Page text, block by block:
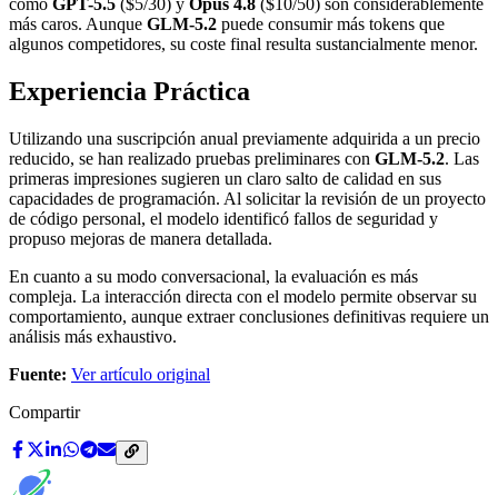
como GPT-5.5 ($5/30) y Opus 4.8 ($10/50) son considerablemente
más caros. Aunque GLM-5.2 puede consumir más tokens que
algunos competidores, su coste final resulta sustancialmente menor.
Experiencia Práctica
Utilizando una suscripción anual previamente adquirida a un precio
reducido, se han realizado pruebas preliminares con GLM-5.2. Las
primeras impresiones sugieren un claro salto de calidad en sus
capacidades de programación. Al solicitar la revisión de un proyecto
de código personal, el modelo identificó fallos de seguridad y
propuso mejoras de manera detallada.
En cuanto a su modo conversacional, la evaluación es más
compleja. La interacción directa con el modelo permite observar su
comportamiento, aunque extraer conclusiones definitivas requiere un
análisis más exhaustivo.
Fuente: Ver artículo original
Compartir